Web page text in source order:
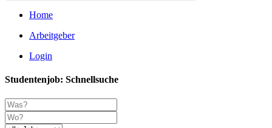
Home
Arbeitgeber
Login
Studentenjob: Schnellsuche